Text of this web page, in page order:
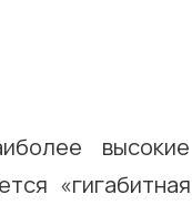
высокие
«гигабитная